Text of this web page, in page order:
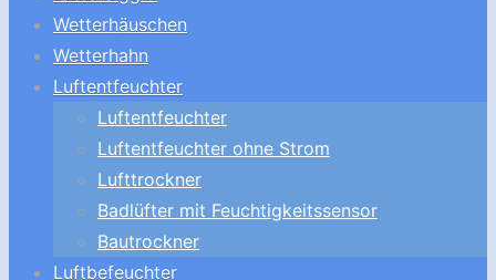
Wetterhäuschen
Wetterhahn
Luftentfeuchter
Luftentfeuchter
Luftentfeuchter ohne Strom
Lufttrockner
Badlüfter mit Feuchtigkeitssensor
Bautrockner
Luftbefeuchter